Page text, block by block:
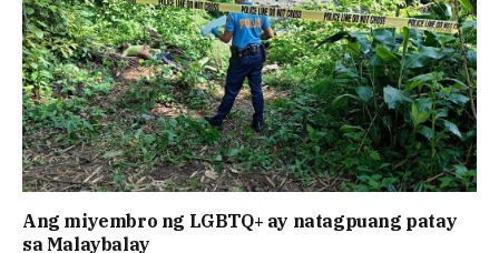
Ang miyembro ng LGBTQ+ ay natagpuang patay
sa Malaybalay